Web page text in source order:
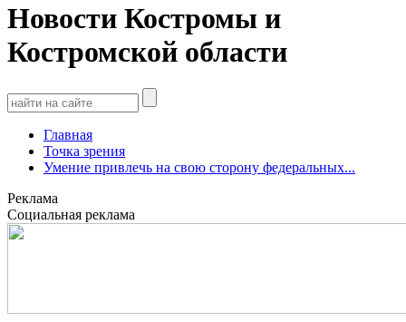
Новости Костромы и
Костромской области
Главная
Точка зрения
Умение привлечь на свою сторону федеральных...
Реклама
Социальная реклама